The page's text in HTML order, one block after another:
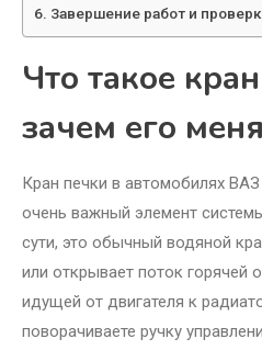
Завершение работ и
Что такое
зачем его
Кран печки в автомобилях
очень важный элемент
сути, это обычный водяной
или открывает поток
идущей от двигателя к
поворачиваете ручку